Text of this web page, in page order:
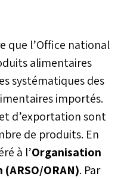
que l’Office national
alimentaires
systématiques des
importés.
d’exportation sont
de produits. En
à l’Organisation
ORAN). Par